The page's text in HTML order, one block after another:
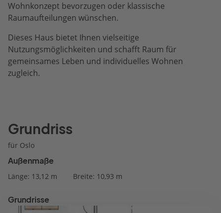
Wohnkonzept bevorzugen oder klassische
Raumaufteilungen wünschen.
Dieses Haus bietet Ihnen vielseitige
Nutzungsmöglichkeiten und schafft Raum für
gemeinsames Leben und individuelles Wohnen
zugleich.
Grundriss
für Oslo
Außenmaße
Länge: 13,12 m Breite: 10,93 m
Grundrisse